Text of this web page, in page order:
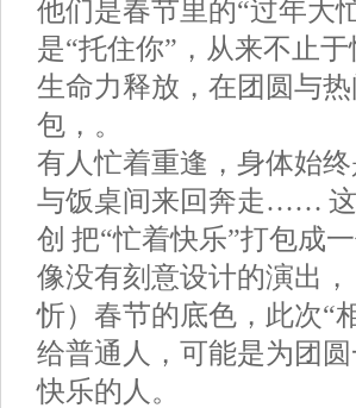
他们是春节里的“过年大
是“托住你”，从来不止
生命力释放，在团圆与
包，。
有人忙着重逢，身体始
与饭桌间来回奔走…… 这
创 把“忙着快乐”打包成
像没有刻意设计的演出
忻）春节的底色，此次“
给普通人，可能是为团
快乐的人。